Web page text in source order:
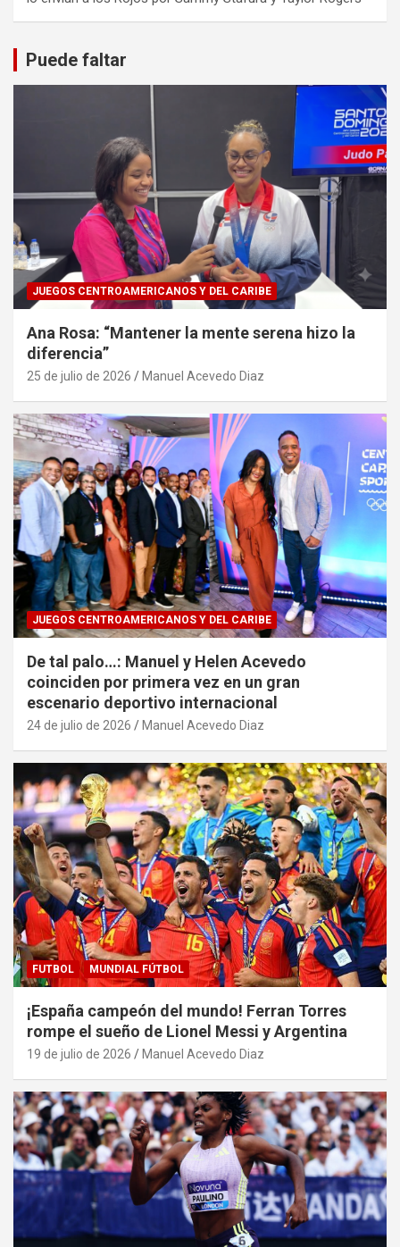
Puede faltar
JUEGOS CENTROAMERICANOS Y DEL CARIBE
Ana Rosa: “Mantener la mente serena hizo la
diferencia”
25 de julio de 2026 Manuel Acevedo Diaz
JUEGOS CENTROAMERICANOS Y DEL CARIBE
De tal palo…: Manuel y Helen Acevedo
coinciden por primera vez en un gran
escenario deportivo internacional
24 de julio de 2026 Manuel Acevedo Diaz
FUTBOL MUNDIAL FÚTBOL
¡España campeón del mundo! Ferran Torres
rompe el sueño de Lionel Messi y Argentina
19 de julio de 2026 Manuel Acevedo Diaz